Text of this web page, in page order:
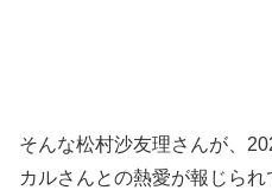
そんな松村沙友理さんが、
カルさんとの熱愛が報じられ